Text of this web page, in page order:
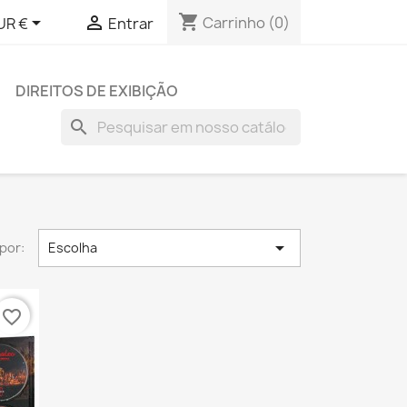
€  Entrar shopping_cart Carrinho (0)
DIREITOS DE EXIBIÇÃO
search
Escolha 
favorite_border